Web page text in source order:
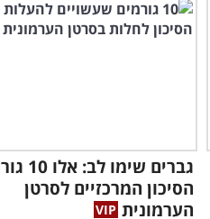
גברים שימו
הסיכון המרכזיים לסרטן
הערמונית